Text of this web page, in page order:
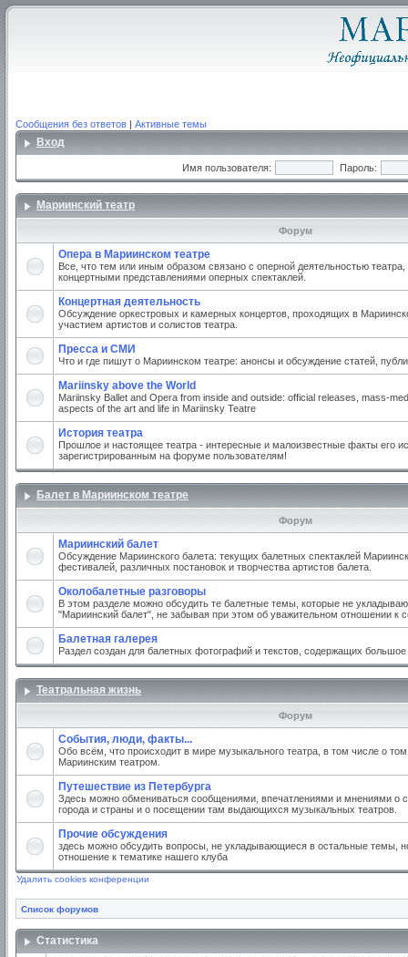
Сообщения без ответов | Активные темы
Вход
Имя пользователя: Пароль:
Мариинский театр
Форум
Опера в Мариинском театре
Все, что тем или иным образом связано с оперной деятельностью
концертными представлениями оперных спектаклей.
Концертная деятельность
Обсуждение оркестровых и камерных концертов, проходящих в
участием артистов и солистов театра.
Пресса и СМИ
Что и где пишут о Мариинском театре: анонсы и обсуждение статей,
Mariinsky above the World
Mariinsky Ballet and Opera from inside and outside: official releases, mass-
aspects of the art and life in Mariinsky Teatre
История театра
Прошлое и настоящее театра - интересные и малоизвестные факты его
зарегистрированным на форуме пользователям!
Балет в Мариинском театре
Форум
Мариинский балет
Обсуждение Мариинского балета: текущих балетных спектаклей
фестивалей, различных постановок и творчества артистов балета.
Околобалетные разговоры
В этом разделе можно обсудить те балетные темы, которые не
"Мариинский балет", не забывая при этом об уважительном отношении к
Балетная галерея
Раздел создан для балетных фотографий и текстов, содержащих
Театральная жизнь
Форум
События, люди, факты...
Обо всём, что происходит в мире музыкального театра, в том числе о
Мариинским театром.
Путешествие из Петербурга
Здесь можно обмениваться сообщениями, впечатлениями и мнениями о
города и страны и о посещении там выдающихся музыкальных театров.
Прочие обсуждения
здесь можно обсудить вопросы, не укладывающиеся в остальные темы,
отношение к тематике нашего клуба
Удалить cookies конференции
Список форумов
Статистика